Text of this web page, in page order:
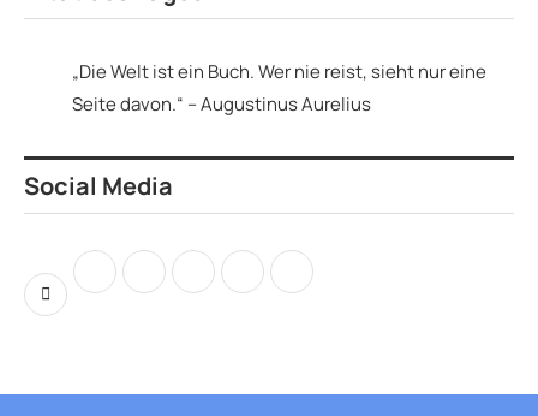
„Die Welt ist ein Buch. Wer nie reist, sieht nur eine
Seite davon.“ – Augustinus Aurelius
Social Media